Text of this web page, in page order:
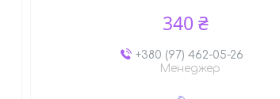
340 ₴
+380 (97) 462-05-26
Менеджер